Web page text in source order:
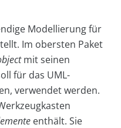
Modellierung für
Im obersten Paket
mit seinen
für das UML-
verwendet werden.
enthält. Sie